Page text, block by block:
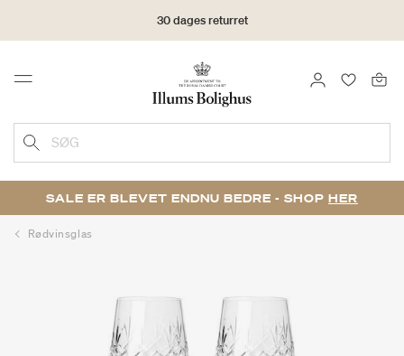
30 dages returret
Menu LOG IND
SØG
SALE ER BLEVET ENDNU BEDRE - SHOP HER
Rødvinsglas